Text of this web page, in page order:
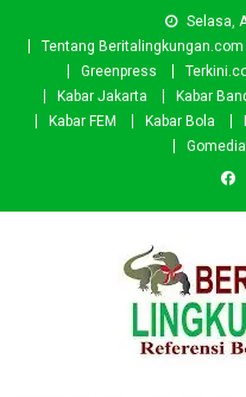
Selasa,
Tentang Beritalingkungan.com
Greenpress
Kabar Jakarta
Kabar
Kabar FEM
Kabar Bola